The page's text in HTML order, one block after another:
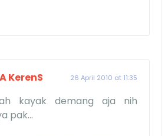
KerenS 26 April 2010 at 11:35
kayak demang aja nih
pak...